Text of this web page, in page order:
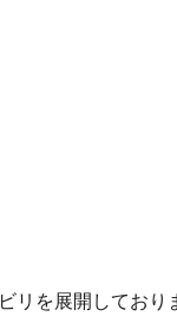
リを展開しており